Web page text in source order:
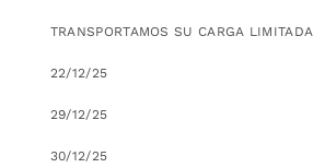
TRANSPORTAMOS SU CARGA LIMITADA
22/12/25
29/12/25
30/12/25